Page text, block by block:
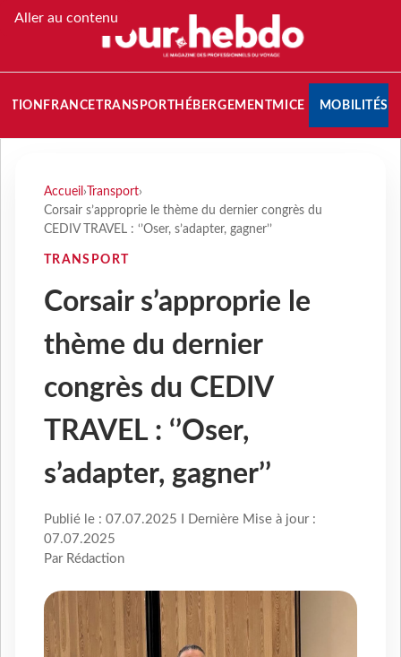
Aller au contenu
FRANCETRANSPORT HÉBERGEMENTMICE MOBILITÉS
Accueil › Transport›
Corsair s’approprie le thème du dernier congrès du
CEDIV TRAVEL : ‘’Oser, s’adapter, gagner’’
TRANSPORT
Corsair s’approprie le
thème du dernier
congrès du CEDIV
TRAVEL : ‘’Oser,
s’adapter, gagner’’
Publié le : 07.07.2025 I Dernière Mise à jour :
07.07.2025
Par Rédaction